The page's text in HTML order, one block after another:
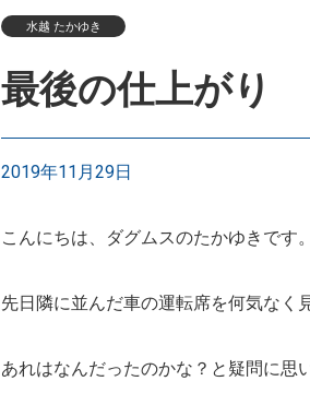
水越 たかゆき
最後の仕上がり
2019年11月29日
こんにちは、ダグムスのたかゆきです。
先日隣に並んだ車の運転席を何気なく
あれはなんだったのかな？と疑問に思い